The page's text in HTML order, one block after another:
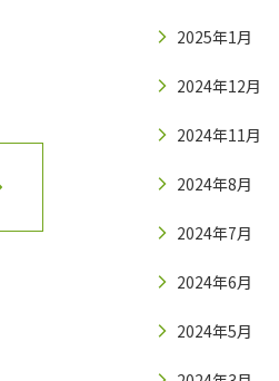
2025年1月
2024年12月
2024年11月
2024年8月
2024年7月
2024年6月
2024年5月